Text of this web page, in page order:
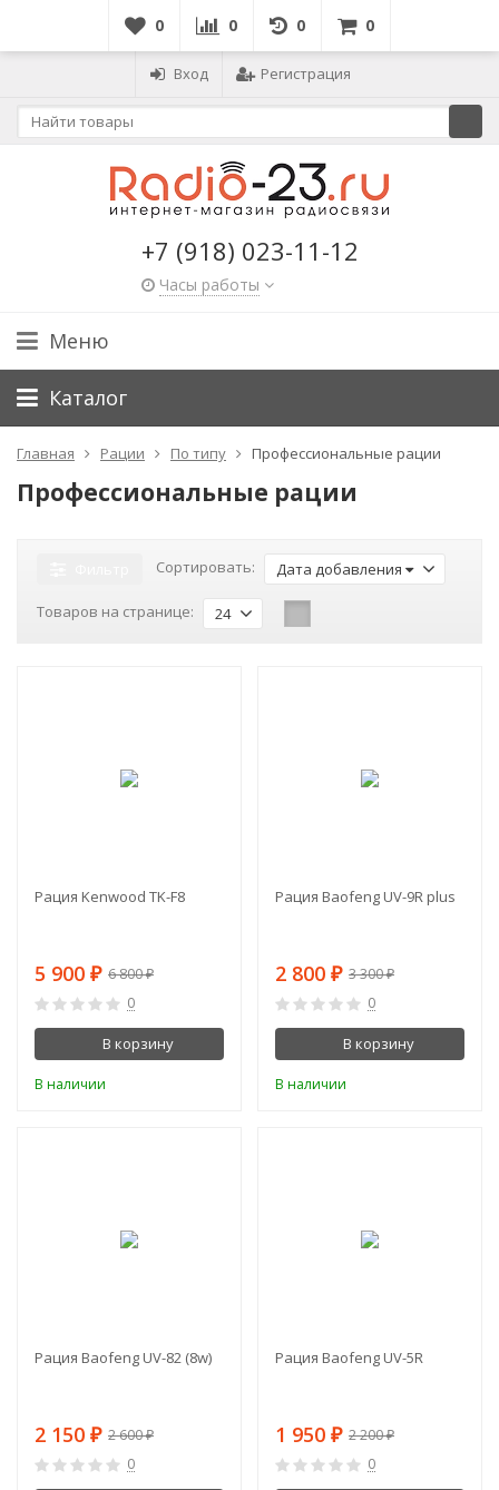
0 0 0 0
Вход Регистрация
+7 (918) 023-11-12
Часы работы
Меню
Каталог
Главная Рации По типу Профессиональные рации
Профессиональные рации
Сортировать: Дата добавления
Товаров на странице: 24
Рация Kenwood TK-F8
5 900 ₽ 6 800₽
0
В корзину
В наличии
Рация Baofeng UV-9R plus
2 800 ₽ 3 300₽
0
В корзину
В наличии
Рация Baofeng UV-82 (8w)
2 150 ₽ 2 600₽
0
Рация Baofeng UV-5R
1 950 ₽ 2 200₽
0